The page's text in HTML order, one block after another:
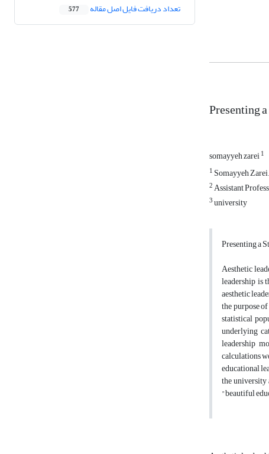
Presenting
somayyeh zarei1
1 Somayyeh
2Assistant
3university
Presenting a
Aesthetic
leadership is
aesthetic
the purpose
statistical
underlying
leadership
calculations
educational
the
"beautiful
تعداد دریافت فایل اصل مقاله 577